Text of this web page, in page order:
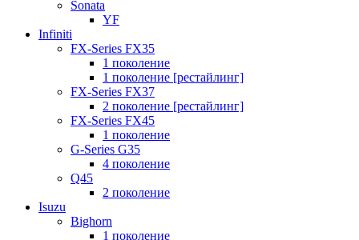
Sonata
YF
Infiniti
FX-Series FX35
1 поколение
1 поколение [рестайлинг]
FX-Series FX37
2 поколение [рестайлинг]
FX-Series FX45
1 поколение
G-Series G35
4 поколение
Q45
2 поколение
Isuzu
Bighorn
1 поколение